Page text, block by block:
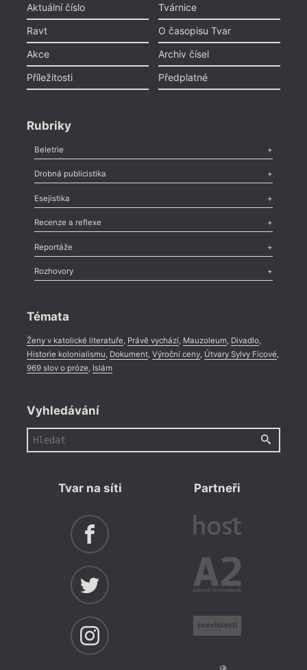
Aktuální číslo
Ravt
Akce
Příležitosti
Tvárnice
O časopisu Tvar
Archiv čísel
Předplatné
Rubriky
Beletrie
Poezie,Próza,Dokumenty
Drobná publicistika
Odlesk
Nekrolog,Glosa,Sloupek,Pozvánka,Literární soutěž,
Esejistika
Esej ,Pádlo,Úvaha
Recenze a reflexe
Recenze
Méně slov o próze,Celá rubrika
Reportáže
Literární zítřky
Celá rubrika
Rozhovory
Témata
Ženy v katolické literatuře, Právě vychází, Mauzoleum, Divadlo,
Historie kolonialismu, Dokument, Výroční ceny, Útvary Sylvy Ficové,
969 slov o próze, Islám
Vyhledávání
Tvar na síti Partneři